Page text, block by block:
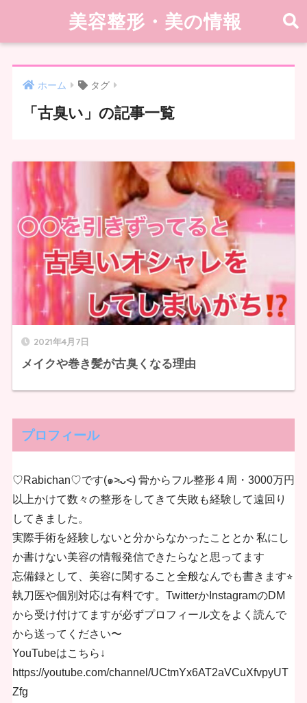
美容整形・美の情報
ホーム タグ
「古臭い」の記事一覧
2021年4月7日
メイクや巻き髪が古臭くなる理由
プロフィール
♡Rabichan♡です(๑˃̵ᴗ˂̵) 骨からフル整形４周・3000万円
以上かけて数々の整形をしてきて失敗も経験して遠回り
してきました。
実際手術を経験しないと分からなかったこととか 私にし
か書けない美容の情報発信できたらなと思ってます
忘備録として、美容に関すること全般なんでも書きます⭐︎
執刀医や個別対応は有料です。TwitterかInstagramのDM
から受け付けてますが必ずプロフィール文をよく読んで
から送ってください〜
YouTubeはこちら↓
https://youtube.com/channel/UCtmYx6AT2aVCuXfvpyUT
Zfg